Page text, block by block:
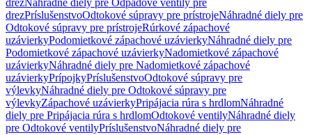
drezNáhradné diely pre Odpadové ventily pre
drezPríslušenstvoOdtokové súpravy pre prístrojeNáhradné diely pre
Odtokové súpravy pre prístrojeRúrkové zápachové
uzávierkyPodomietkové zápachové uzávierkyNáhradné diely pre
Podomietkové zápachové uzávierkyNadomietkové zápachové
uzávierkyNáhradné diely pre Nadomietkové zápachové
uzávierkyPrípojkyPríslušenstvoOdtokové súpravy pre
výlevkyNáhradné diely pre Odtokové súpravy pre
výlevkyZápachové uzávierkyPripájacia rúra s hrdlomNáhradné
diely pre Pripájacia rúra s hrdlomOdtokové ventilyNáhradné diely
pre Odtokové ventilyPríslušenstvoNáhradné diely pre